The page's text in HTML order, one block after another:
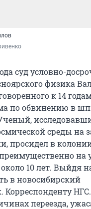
суд условно-
физика
к 14
по обвинению в
среды на
просидел в
на
10 лет. Выйдя
в новосибирский
Корреспонденту
переезда,